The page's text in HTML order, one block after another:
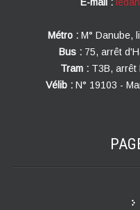
E-mail :
Métro : M° Danube,
Bus : 75, arrêt
Tram : T3B, arrêt
Vélib : N° 19103 -